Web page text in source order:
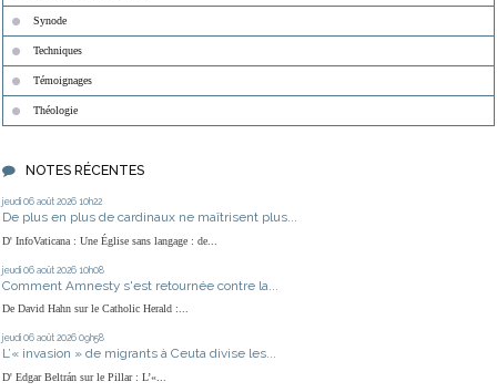
Synode
Techniques
Témoignages
Théologie
NOTES RÉCENTES
jeudi 06 août 2026 10h22
De plus en plus de cardinaux ne maîtrisent plus...
D' InfoVaticana : Une Église sans langage : de...
jeudi 06 août 2026 10h08
Comment Amnesty s'est retournée contre la...
De David Hahn sur le Catholic Herald :...
jeudi 06 août 2026 09h58
L’« invasion » de migrants à Ceuta divise les...
D' Edgar Beltrán sur le Pillar : L’«...